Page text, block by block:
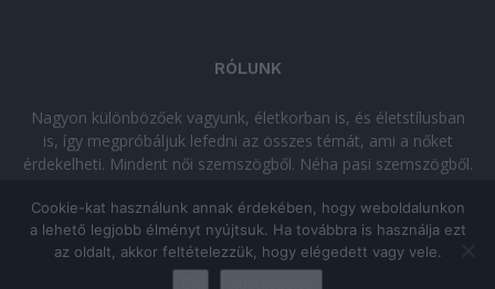
RÓLUNK
Nagyon különbözőek vagyunk, életkorban is, és életstílusban
is, így megpróbáljuk lefedni az összes témát, ami a nőket
érdekelheti. Mindent női szemszögből. Néha pasi szemszögből.
kikapcsolódásra vágysz!
© Copyright 2026 - mymirror.huADATKEZELÉSI TÁJÉKOZTATÓ
Cookie-kat használunk annak érdekében, hogy weboldalunkon
a lehető legjobb élményt nyújtsuk. Ha továbbra is használja ezt
az oldalt, akkor feltételezzük, hogy elégedett vagy vele.